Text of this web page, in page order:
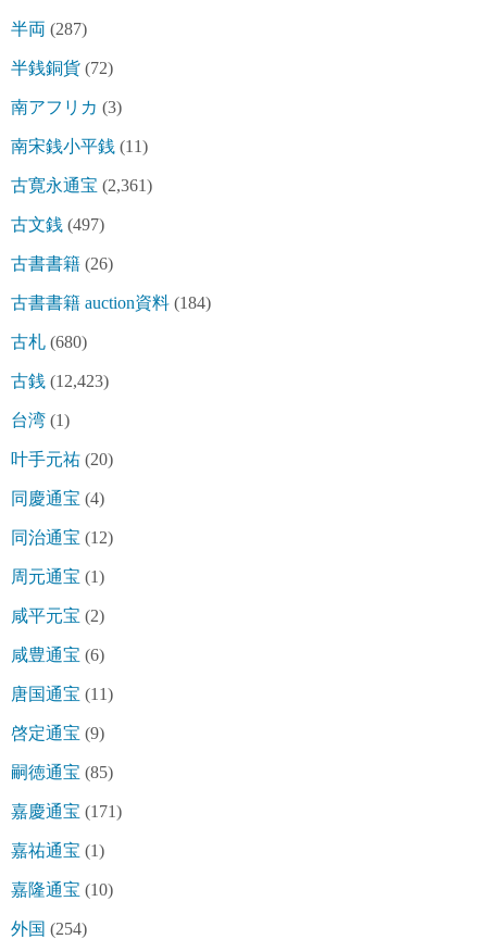
半両 (287)
半銭銅貨 (72)
南アフリカ (3)
南宋銭小平銭 (11)
古寛永通宝 (2,361)
古文銭 (497)
古書書籍 (26)
古書書籍 auction資料 (184)
古札 (680)
古銭 (12,423)
台湾 (1)
叶手元祐 (20)
同慶通宝 (4)
同治通宝 (12)
周元通宝 (1)
咸平元宝 (2)
咸豊通宝 (6)
唐国通宝 (11)
啓定通宝 (9)
嗣徳通宝 (85)
嘉慶通宝 (171)
嘉祐通宝 (1)
嘉隆通宝 (10)
外国 (254)